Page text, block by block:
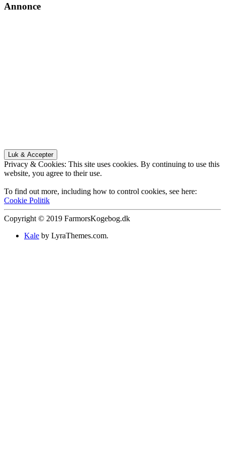
Annonce
Privacy & Cookies: This site uses cookies. By continuing to use this
website, you agree to their use.
To find out more, including how to control cookies, see here:
Cookie Politik
Copyright © 2019 FarmorsKogebog.dk
Kale by LyraThemes.com.